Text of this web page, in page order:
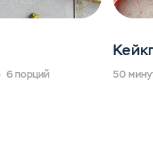
6 порций 50